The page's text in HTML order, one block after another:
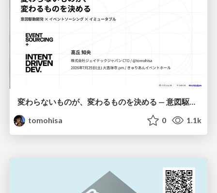
変わらないものが、変わるものを決める — 意図駆動開発 × イベントソーシング × イミュータブル | What Doesn't Change Decides What Can — IDD × Event Sourcing × Immutability
tomohisa
0 1.1k